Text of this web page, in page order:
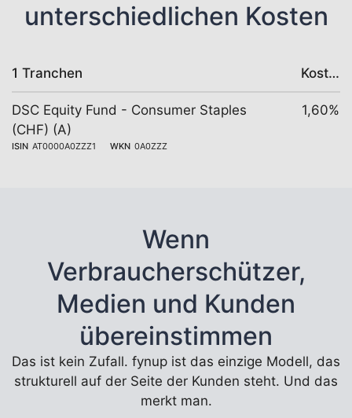
unterschiedlichen Kosten
1 Tranchen Kosten
DSC Equity Fund - Consumer Staples
(CHF) (A)
ISIN AT0000A0ZZZ1 WKN 0A0ZZZ
1,60%
Wenn
Verbraucherschützer,
Medien und Kunden
übereinstimmen
Das ist kein Zufall. fynup ist das einzige Modell, das
strukturell auf der Seite der Kunden steht. Und das
merkt man.